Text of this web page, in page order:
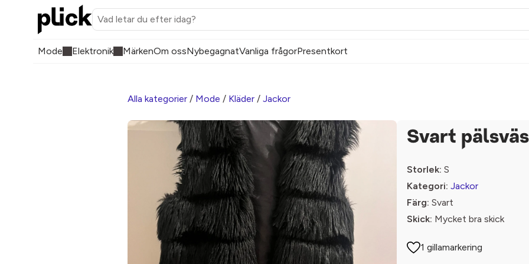
Mode Elektronik MärkenOm ossNybegagnatVanliga frågorPresentkort
Alla kategorier / Mode / Kläder / Jackor
Svart
Storlek: S
Kategori: Jackor
Färg: Svart
Skick: Mycket bra skick
1 gillamarkering